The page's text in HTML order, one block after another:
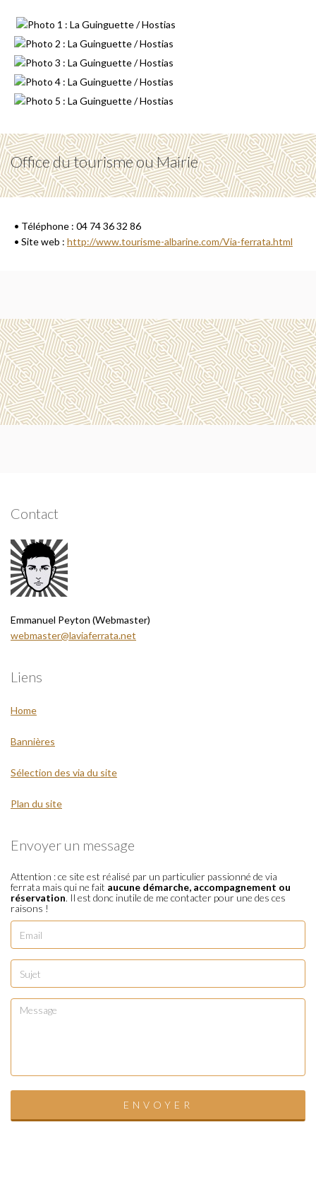
Office du tourisme ou Mairie
• Téléphone : 04 74 36 32 86
• Site web : http://www.tourisme-albarine.com/Via-ferrata.html
Contact
Emmanuel Peyton (Webmaster)
webmaster@laviaferrata.net
Liens
Home
Bannières
Sélection des via du site
Plan du site
Envoyer un message
Attention : ce site est réalisé par un particulier passionné de via
ferrata mais qui ne fait aucune démarche, accompagnement ou
réservation. Il est donc inutile de me contacter pour une des ces
raisons !